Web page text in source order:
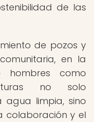
de las
de pozos y
en la
hombres como
no solo
limpia, sino
colaboración y el